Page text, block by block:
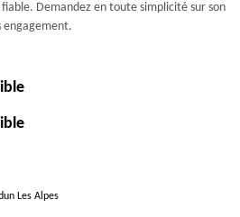
Demandez en toute simplicité sur son
engagement.
Les Alpes